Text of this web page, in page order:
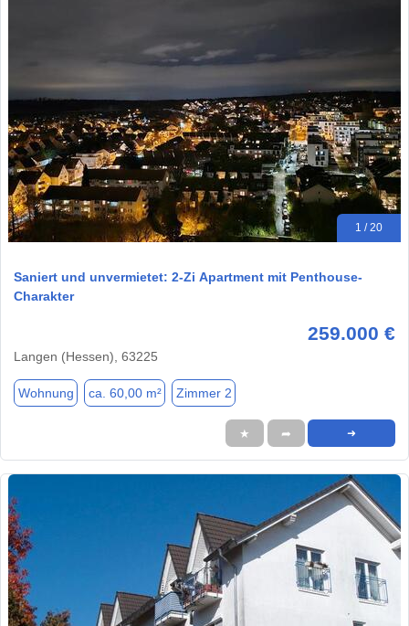
1 / 20
Saniert und unvermietet: 2-Zi Apartment mit Penthouse-
Charakter
259.000 €
Langen (Hessen), 63225
Wohnung ca. 60,00 m² Zimmer 2
★ ➦ ➜